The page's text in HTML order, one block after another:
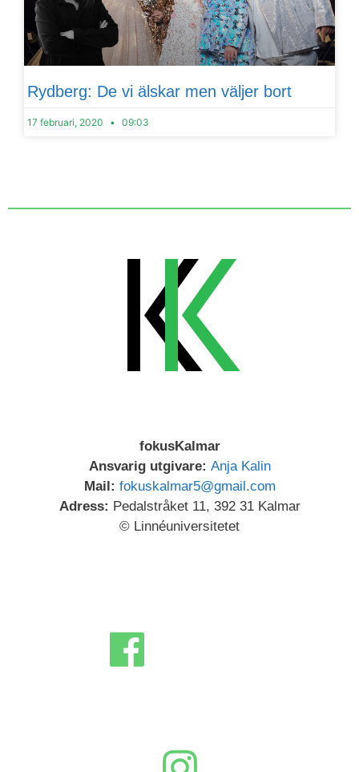
Rydberg: De vi älskar men väljer bort
17 februari, 2020 09:03
fokusKalmar
Ansvarig utgivare: Anja Kalin
Mail: fokuskalmar5@gmail.com
Adress: Pedalstråket 11, 392 31 Kalmar
© Linnéuniversitetet